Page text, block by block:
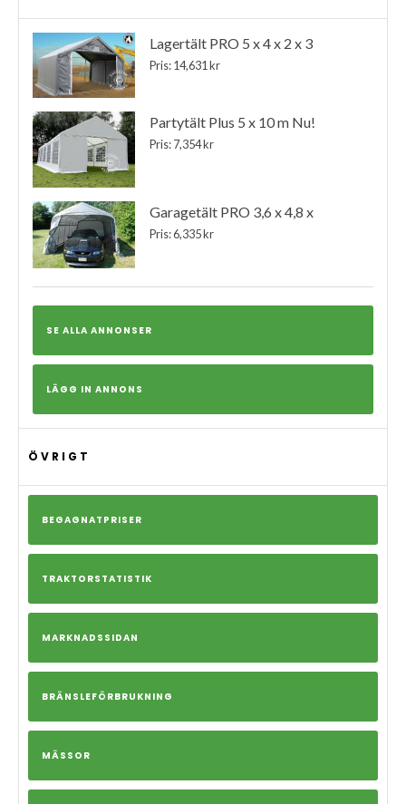
Lagertält PRO 5 x 4 x 2 x 3
Pris: 14,631 kr
Partytält Plus 5 x 10 m Nu!
Pris: 7,354 kr
Garagetält PRO 3,6 x 4,8 x
Pris: 6,335 kr
SE ALLA ANNONSER
LÄGG IN ANNONS
ÖVRIGT
BEGAGNATPRISER
TRAKTORSTATISTIK
MARKNADSSIDAN
BRÄNSLEFÖRBRUKNING
MÄSSOR